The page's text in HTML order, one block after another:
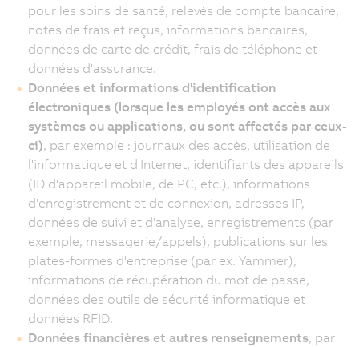
pour les soins de santé, relevés de compte bancaire,
notes de frais et reçus, informations bancaires,
données de carte de crédit, frais de téléphone et
données d'assurance.
Données et informations d'identification
électroniques (lorsque les employés ont accès aux
systèmes ou applications, ou sont affectés par ceux-
ci), par exemple : journaux des accès, utilisation de
l'informatique et d'Internet, identifiants des appareils
(ID d'appareil mobile, de PC, etc.), informations
d'enregistrement et de connexion, adresses IP,
données de suivi et d'analyse, enregistrements (par
exemple, messagerie/appels), publications sur les
plates-formes d'entreprise (par ex. Yammer),
informations de récupération du mot de passe,
données des outils de sécurité informatique et
données RFID.
Données financières et autres renseignements, par